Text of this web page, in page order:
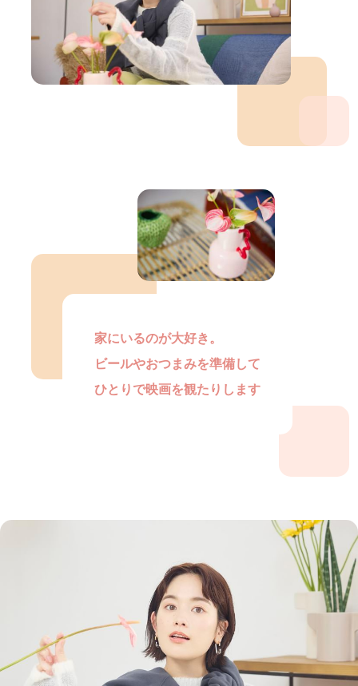
家にいるのが大好き。
ビールやおつまみを準備して
ひとりで映画を観たりします